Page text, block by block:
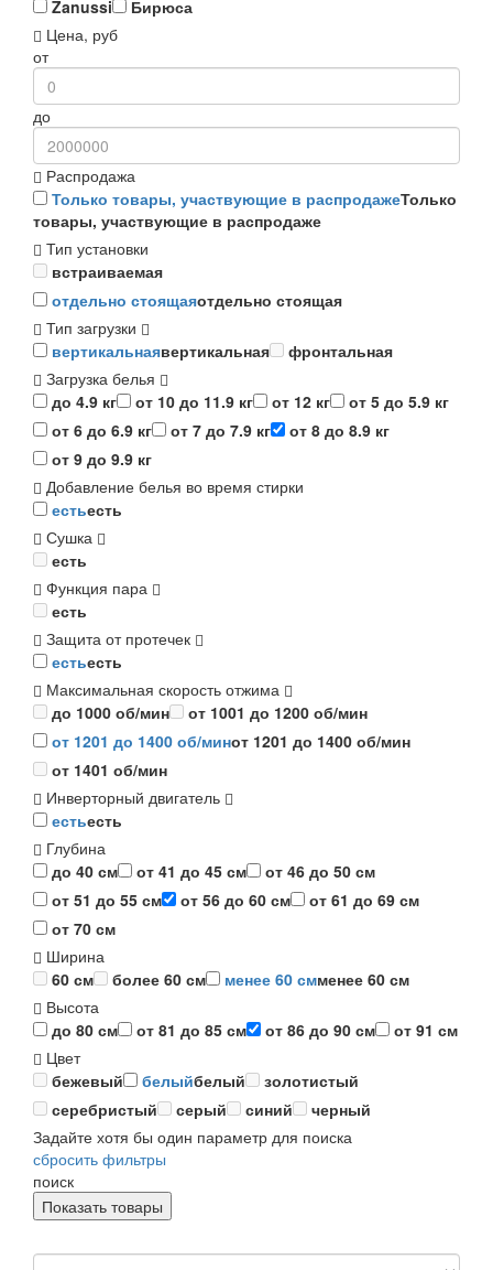
Zanussi
Бирюса
Цена, руб
от
до
Распродажа
Только товары, участвующие в распродажеТолько
товары, участвующие в распродаже
Тип установки
встраиваемая
отдельно стоящаяотдельно стоящая
Тип загрузки
вертикальнаявертикальная
фронтальная
Загрузка белья
до 4.9 кг
от 10 до 11.9 кг от 12 кг
от 5 до 5.9 кг
от 6 до 6.9 кг
от 7 до 7.9 кг
от 8 до 8.9 кг
от 9 до 9.9 кг
Добавление белья во время стирки
естьесть
Сушка
есть
Функция пара
есть
Защита от протечек
естьесть
Максимальная скорость отжима
до 1000 об/мин
от 1001 до 1200 об/мин
от 1201 до 1400 об/минот 1201 до 1400 об/мин
от 1401 об/мин
Инверторный двигатель
естьесть
Глубина
до 40 см
от 41 до 45 см
от 46 до 50 см
от 51 до 55 см
от 56 до 60 см
от 61 до 69 см
от 70 см
Ширина
60 см
более 60 см менее 60 смменее 60 см
Высота
до 80 см
от 81 до 85 см от 86 до 90 см
от 91 см
Цвет
бежевый
белыйбелый
золотистый
серебристый
серый синий
черный
Задайте хотя бы один параметр для поиска
сбросить фильтры
поиск